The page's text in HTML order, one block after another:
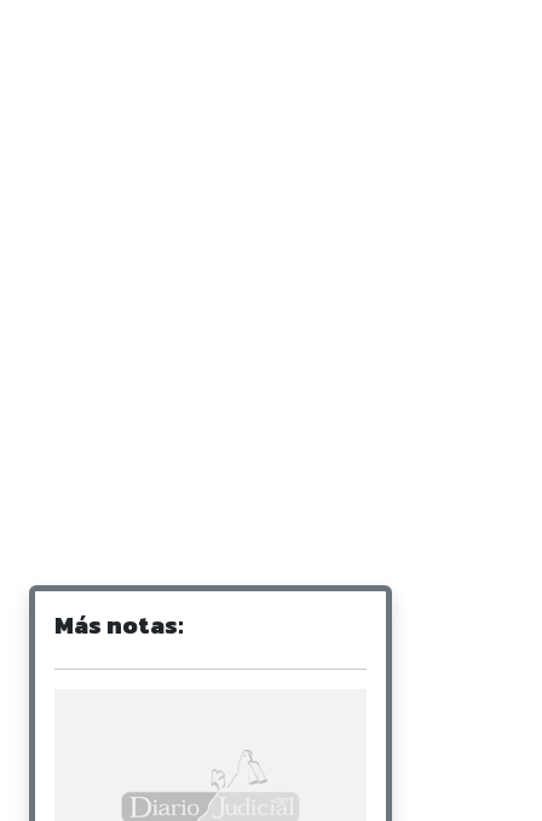
Más notas: